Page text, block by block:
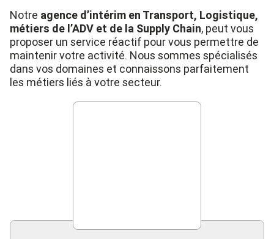
Notre agence d’intérim en Transport, Logistique,
métiers de l’ADV et de la Supply Chain, peut vous
proposer un service réactif pour vous permettre de
maintenir votre activité. Nous sommes spécialisés
dans vos domaines et connaissons parfaitement
les métiers liés à votre secteur.